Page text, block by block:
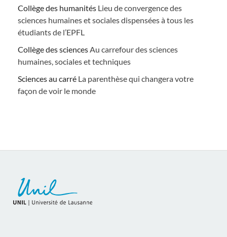
Collège des humanités Lieu de convergence des
sciences humaines et sociales dispensées à tous les
étudiants de l’EPFL
Collège des sciences Au carrefour des sciences
humaines, sociales et techniques
Sciences au carré La parenthèse qui changera votre
façon de voir le monde